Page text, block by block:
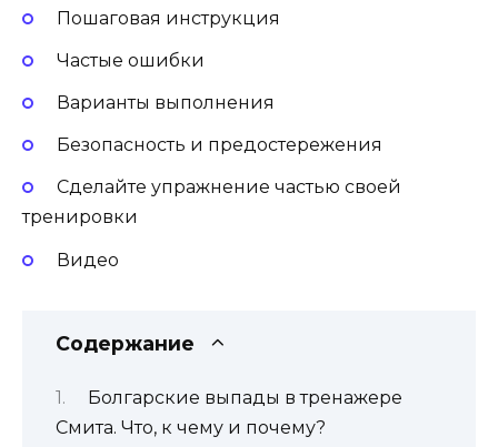
Пошаговая инструкция
Частые ошибки
Варианты выполнения
Безопасность и предостережения
Сделайте упражнение частью своей
тренировки
Видео
Содержание
Болгарские выпады в тренажере
Смита. Что, к чему и почему?